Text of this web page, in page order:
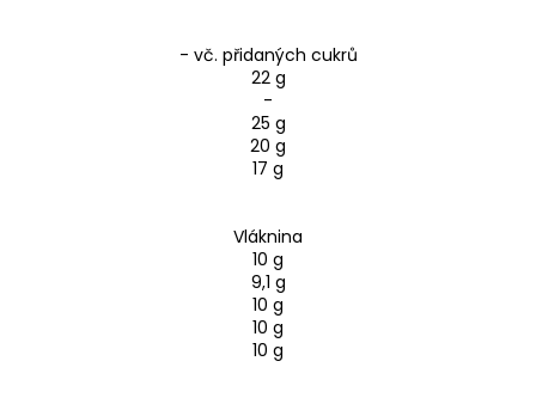
- vč. přidaných cukrů
22 g
-
25 g
20 g
17 g
Vláknina
10 g
9,1 g
10 g
10 g
10 g